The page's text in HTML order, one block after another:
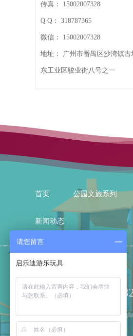
传真： 15002007328
Q Q： 318787365
微信： 15002007328
地址： 广州市番禺区沙湾镇古
东工业区骏业街八号之一
首页 公园文旅系列
新闻动态
请您留言